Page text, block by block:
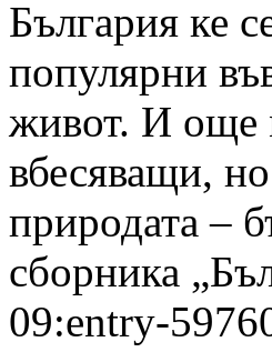
България ке
популярни
живот. И още
вбесяващи,
природата –
сборника
09:entry-